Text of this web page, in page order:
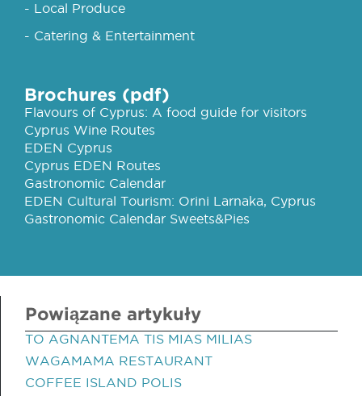
- Local Produce
- Catering & Entertainment
Brochures (pdf)
Flavours of Cyprus: A food guide for visitors
Cyprus Wine Routes
EDEN Cyprus
Cyprus EDEN Routes
Gastronomic Calendar
EDEN Cultural Tourism: Orini Larnaka, Cyprus
Gastronomic Calendar Sweets&Pies
Powiązane artykuły
TO AGNANTEMA TIS MIAS MILIAS
WAGAMAMA RESTAURANT
COFFEE ISLAND POLIS